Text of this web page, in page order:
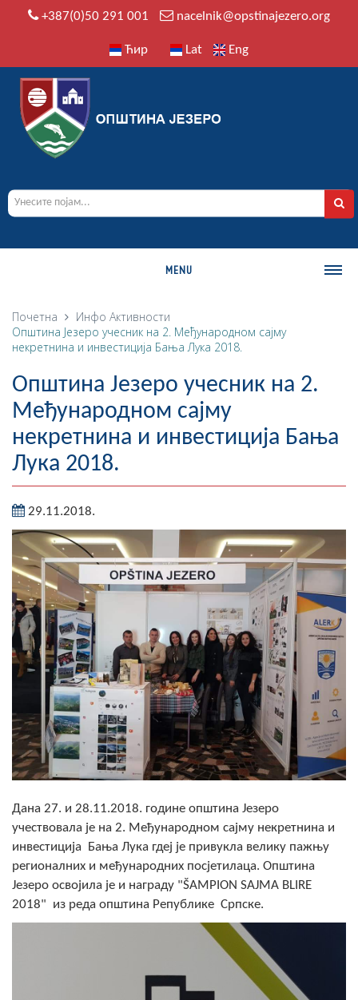
+387(0)50 291 001 nacelnik@opstinajezero.org
Ћир Lat Eng
MENU
О ОПШТИНИ
Историја
Географија
Насељена мјеста
Занимљивости
Фотогалерија
НАЧЕЛНИК
О Начелнику
Замјеник начелника
Извјештај о раду начелника
СКУПШТИНА
Статут Општине
Скупштинско вијеће општине језеро
Састав Скупштине
Службени Гласници
ОПШТИНСКА УПРАВА
ИНФО
Вијести
Почетна Инфо Активности
Општина Језеро учесник на 2. Међународном сајму
некретнина и инвестиција Бања Лука 2018.
Општина Језеро учесник на 2.
Међународном сајму
некретнина и инвестиција Бања
Лука 2018.
29.11.2018.
Дана 27. и 28.11.2018. године општина Језеро
учествовала је на 2. Међународном сајму некретнина и
инвестиција Бања Лука гдеј је привукла велику пажњу
регионалних и међународних посјетилаца. Општина
Језеро освојила је и награду "ŠAMPION SAJMA BLIRE
2018" из реда општина Републике Српске.